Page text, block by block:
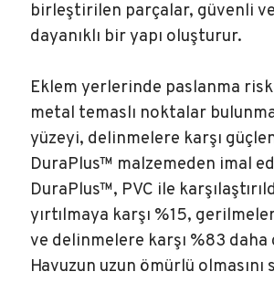
birleştirilen parçalar, güvenli
dayanıklı bir yapı oluşturur.
Eklem yerlerinde paslanma
metal temaslı noktalar
yüzeyi, delinmelere karşı
DuraPlus™ malzemeden imal
DuraPlus™, PVC ile
yırtılmaya karşı %15,
ve delinmelere karşı %83 daha
Havuzun uzun ömürlü olmasını